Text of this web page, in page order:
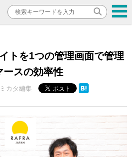
トを1つの管理画面で管理
ースの効率性
カタ編集